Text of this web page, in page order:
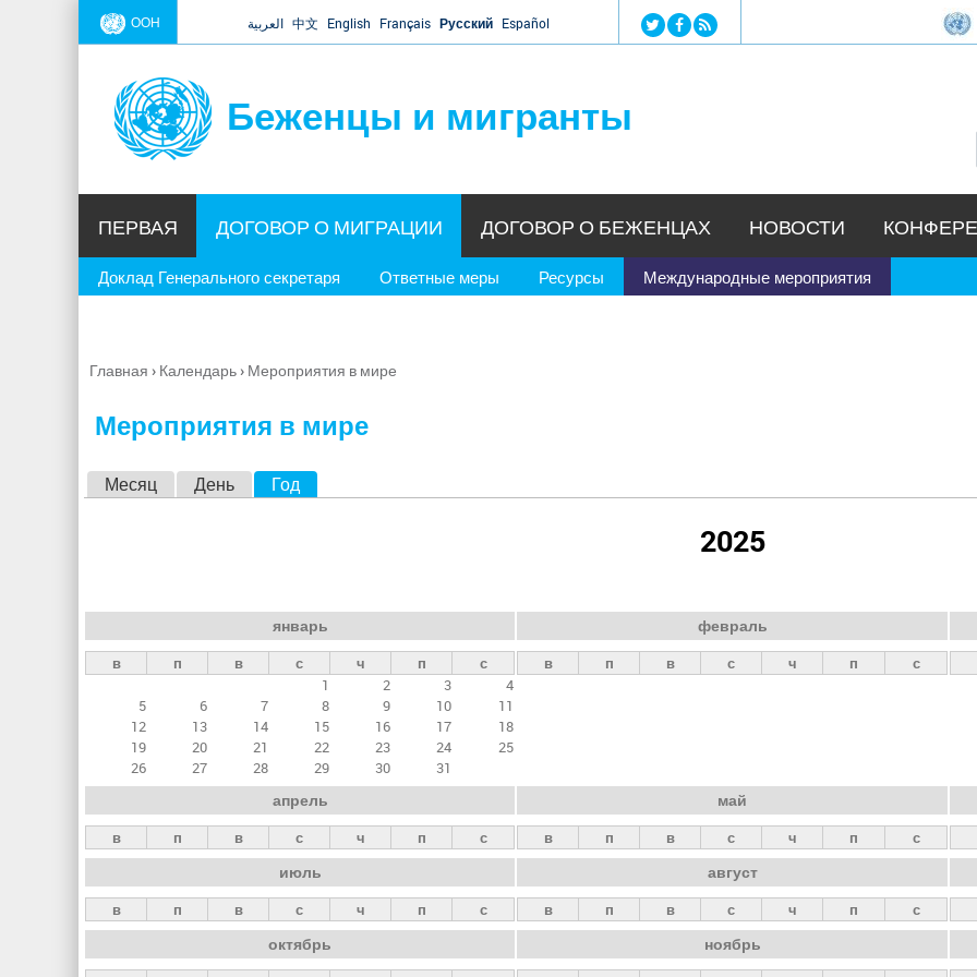
Jump to navigation
ООН العربية 中文 English Français Русский Español
Беженцы и мигранты
ПЕРВАЯ ДОГОВОР О МИГРАЦИИ
Доклад Генерального секретаря Ответные меры Ресурсы Международные мероприятия
ДОГОВОР О БЕЖЕНЦАХ НОВОСТИ
Вы
Главная › Календарь› Мероприятия в мире
Мероприятия в мире
н
ы
е
а
д
к
и
Месяц День Год
2025
январь
в п в с ч п
с
1
2 3
4
5
6 7 8 9 10
11
12
13 14 15 16 17
18
19
20 21 22 23 24
25
26
27 28 29 30 31
февраль
в п в с ч п с
апрель
в п в с ч п с
май
в п в с ч п с
июль
в п в с ч п с
август
в п в с ч п с
октябрь ноябрь